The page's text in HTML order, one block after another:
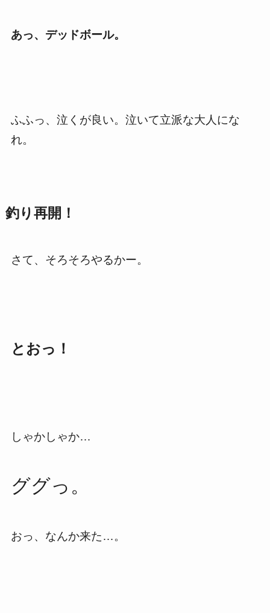
あっ、デッドボール。
ふふっ、泣くが良い。泣いて立派な大人にな
れ。
釣り再開！
さて、そろそろやるかー。
とおっ！
しゃかしゃか…
ググっ。
おっ、なんか来た…。